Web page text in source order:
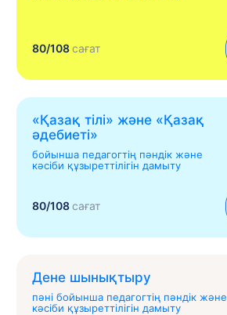
80/108сағат
«Қазақ тілі» жəне «Қазақ
əдебиеті»
бойынша педагогтің пәндік және
кәсіби құзыреттілігін дамыту
80/108сағат
Дене шынықтыру
пәні бойынша педагогтің пәндік және
кәсіби құзыреттілігін дамыту